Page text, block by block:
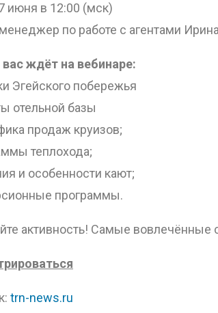
июня в 12:00 (мск)
менеджер по работе с агентами
ждёт на вебинаре:
Эгейского побережья
отельной базы
продаж круизов;
теплохода;
и особенности кают;
программы.
активность! Самые вовлечённые
trn-news.ru